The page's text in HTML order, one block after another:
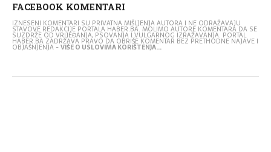
FACEBOOK KOMENTARI
IZNESENI KOMENTARI SU PRIVATNA MIŠLJENJA AUTORA I NE ODRAŽAVAJU
STAVOVE REDAKCIJE PORTALA HABER.BA. MOLIMO AUTORE KOMENTARA DA SE
SUZDRŽE OD VRIJEĐANJA, PSOVANJA I VULGARNOG IZRAŽAVANJA. PORTAL
HABER.BA ZADRŽAVA PRAVO DA OBRIŠE KOMENTAR BEZ PRETHODNE NAJAVE I
OBJAŠNJENJA -VIŠE O USLOVIMA KORIŠTENJA...